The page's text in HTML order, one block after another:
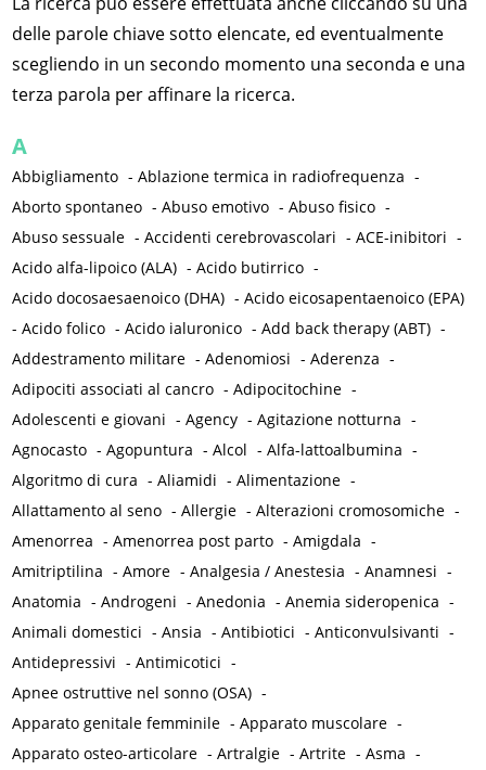
delle parole chiave sotto elencate, ed eventualmente
scegliendo in un secondo momento una seconda e una
terza parola per affinare la ricerca.
A
Abbigliamento -Ablazione termica in radiofrequenza -
Aborto spontaneo -Abuso emotivo -Abuso fisico -
Abuso sessuale -Accidenti cerebrovascolari -ACE-inibitori -
Acido alfa-lipoico (ALA) -Acido butirrico -
Acido docosaesaenoico (DHA) -Acido eicosapentaenoico (EPA)
-Acido folico -Acido ialuronico -Add back therapy (ABT) -
Addestramento militare -Adenomiosi -Aderenza -
Adipociti associati al cancro -Adipocitochine -
Adolescenti e giovani -Agency -Agitazione notturna -
Agnocasto -Agopuntura -Alcol -Alfa-lattoalbumina -
Algoritmo di cura -Aliamidi -Alimentazione -
Allattamento al seno -Allergie -Alterazioni cromosomiche -
Amenorrea -Amenorrea post parto -Amigdala -
Amitriptilina -Amore -Analgesia / Anestesia -Anamnesi -
Anatomia -Androgeni -Anedonia -Anemia sideropenica -
Animali domestici -Ansia -Antibiotici -Anticonvulsivanti -
Antidepressivi -Antimicotici -
Apnee ostruttive nel sonno (OSA) -
Apparato genitale femminile -Apparato muscolare -
Apparato osteo-articolare -Artralgie -Artrite -Asma -